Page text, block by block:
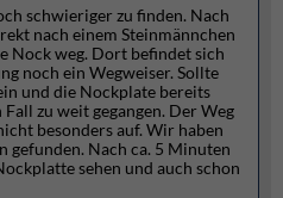
schwieriger zu finden. Nach
nach einem Steinmännchen
Nock weg. Dort befindet sich
noch ein Wegweiser. Sollte
und die Nockplate bereits
zu weit gegangen. Der Weg
besonders auf. Wir haben
gefunden. Nach ca. 5 Minuten
sehen und auch schon